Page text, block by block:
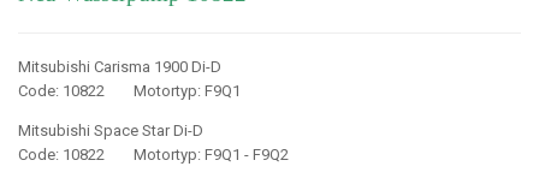
Mitsubishi Carisma 1900 Di-D
Code: 10822 Motortyp: F9Q1
Mitsubishi Space Star Di-D
Code: 10822 Motortyp: F9Q1 - F9Q2